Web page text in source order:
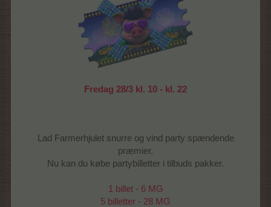
Fredag 28/3 kl. 10 - kl. 22
Lad Farmerhjulet snurre og vind party spændende
præmier.
Nu kan du købe partybilletter i tilbuds pakker.
1 billet - 6 MG
5 billetter - 28 MG